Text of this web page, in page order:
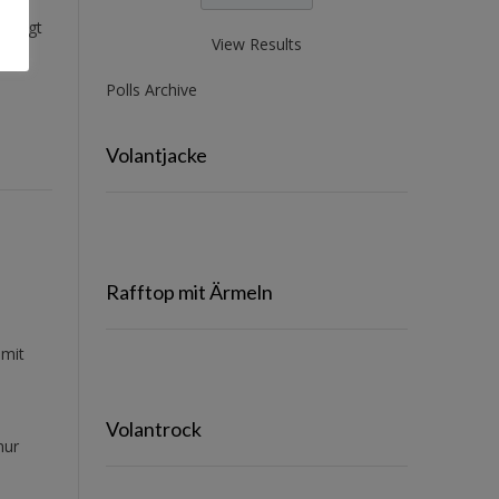
View Results
Polls Archive
Volantjacke
Rafftop mit Ärmeln
Volantrock